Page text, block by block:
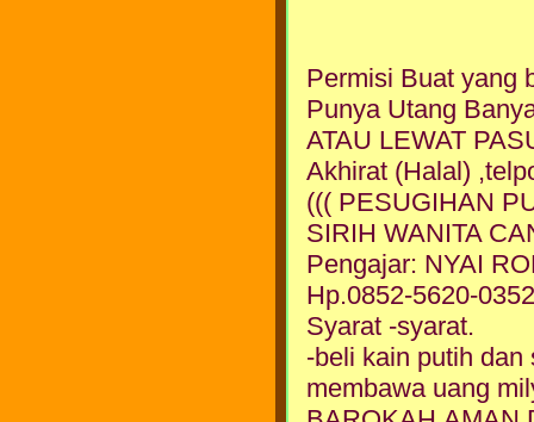
Permisi Buat yang
Punya Utang
ATAU LEWAT
Akhirat (Halal)
((( PESUGIHAN
SIRIH WANITA
Pengajar: NYAI
Hp.0852-5620-0352
Syarat -syarat.
-beli kain putih dan
membawa uang